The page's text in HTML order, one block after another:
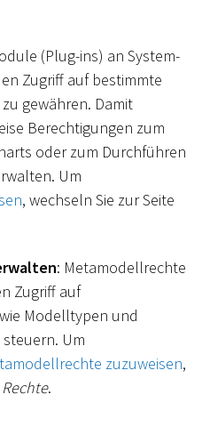
(Plug-ins) an System-
Zugriff auf bestimmte
gewähren. Damit
Berechtigungen zum
oder zum Durchführen
Um
, wechseln Sie zur Seite
: Metamodellrechte
Zugriff auf
Modelltypen und
steuern. Um
zuzuweisen,
Rechte.